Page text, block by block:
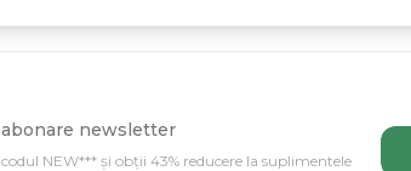
newsletter
NEW*** și obții 43% reducere la suplimentele